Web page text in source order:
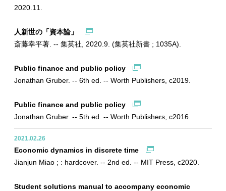
2020.11.
人新世の「資本論」
斎藤幸平著. -- 集英社, 2020.9. (集英社新書 ; 1035A).
Public finance and public policy
Jonathan Gruber. -- 6th ed. -- Worth Publishers, c2019.
Public finance and public policy
Jonathan Gruber. -- 5th ed. -- Worth Publishers, c2016.
2021.02.26
Economic dynamics in discrete time
Jianjun Miao ; : hardcover. -- 2nd ed. -- MIT Press, c2020.
Student solutions manual to accompany economic